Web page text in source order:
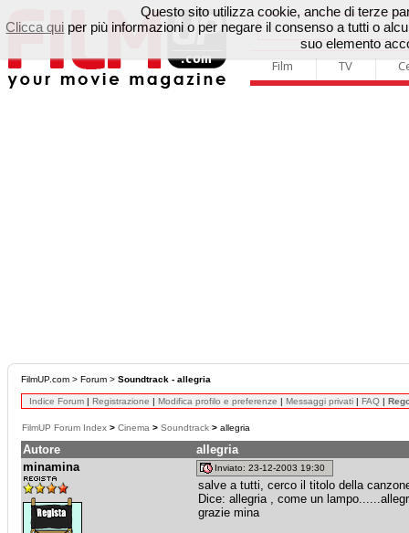
Film TV
FilmUP.com > Forum > Soundtrack - allegria
Indice Forum | Registrazione | Modifica profilo e preferenze | Messaggi privati | FAQ |
FilmUP Forum Index > Cinema > Soundtrack > allegria
Autore
allegria
minamina
Inviato: 23-12-2003 19:30
salve a tutti, cerco il titolo della
Dice: allegria , come un
grazie mina
Questo sito utilizza cookie, anche di terze
Clicca qui per più informazioni o per negare il consenso a tutti o
suo elemento